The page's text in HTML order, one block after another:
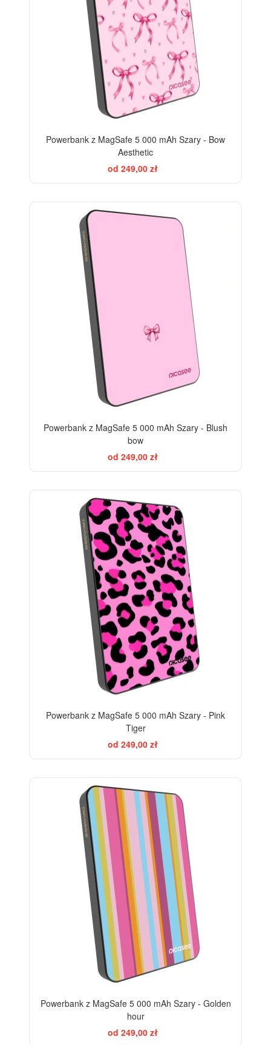
Powerbank z MagSafe 5 000 mAh Szary - Bow
Aesthetic
od 249,00 zł
Powerbank z MagSafe 5 000 mAh Szary - Blush
bow
od 249,00 zł
Powerbank z MagSafe 5 000 mAh Szary - Pink
Tiger
od 249,00 zł
Powerbank z MagSafe 5 000 mAh Szary - Golden
hour
od 249,00 zł